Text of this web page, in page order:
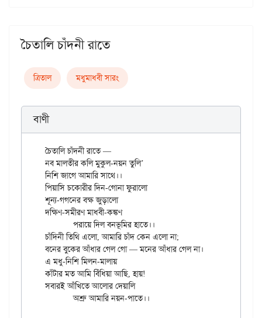
চৈতালি চাঁদনী রাতে
ত্রিতাল মধুমাধবী সারং
বাণী
চৈতালি চাঁদনী রাতে —
নব মালতীর কলি মুকুল-নয়ন তুলি’
নিশি জাগে আমারি সাথে।।
পিয়াসি চকোরীর দিন-গোনা ফুরালো
শূন্য-গগনের বক্ষ জুড়ালো
দক্ষিণ-সমীরণ মাধবী-কঙ্কণ
চাঁদিনী তিথি এলো, আমারি চাঁদ কেন এলো না;
বনের বুকের আঁধার গেল গো — মনের আঁধার গেল না।
এ মধু-নিশি মিলন-মালায়
কাঁটার মত আমি বিঁধিয়া আছি, হায়!
সবারই আঁখিতে আলোর দেয়ালি